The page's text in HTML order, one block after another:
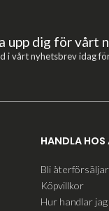
upp dig för vårt
i vårt nyhetsbrev idag
HANDLA
Bli
Köpvillkor
Hur handlar jag